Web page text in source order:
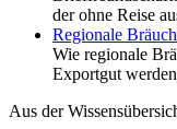
der ohne Reise
Regionale
Wie regionale
Exportgut
Aus der